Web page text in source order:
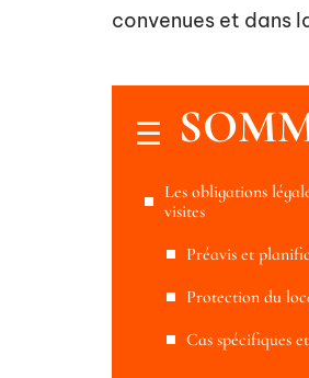
convenues et dans
Les obligations
visites
Préavis et
Protection du
Cas spécifiques